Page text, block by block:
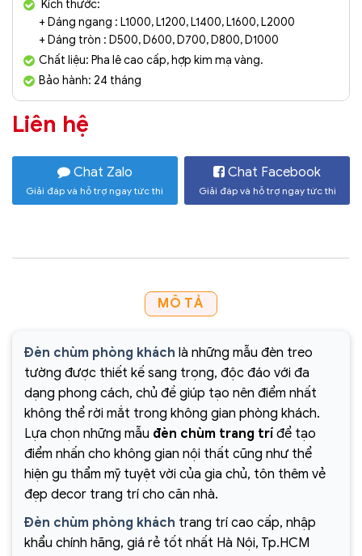
Kích thước:
+ Dáng ngang : L1000, L1200, L1400, L1600, L2000
+ Dáng tròn : D500, D600, D700, D800, D1000
Chất liệu: Pha lê cao cấp, hợp kim mạ vàng.
Bảo hành: 24 tháng
Liên hệ
Chat Zalo
Giải đáp và hỗ trợ ngay tức thì
Chat Facebook
Giải đáp và hỗ trợ ngay tức thì
MÔ TẢ
Đèn chùm phòng khách là những mẫu đèn treo
tường được thiết kế sang trọng, độc đáo với đa
dạng phong cách, chủ đề giúp tạo nên điểm nhất
không thể rời mắt trong không gian phòng khách.
Lựa chọn những mẫu đèn chùm trang trí để tạo
điểm nhấn cho không gian nội thất cũng như thể
hiện gu thẩm mỹ tuyệt vời của gia chủ, tôn thêm vẻ
đẹp decor trang trí cho căn nhà.
Đèn chùm phòng khách trang trí cao cấp, nhập
khẩu chính hãng, giá rẻ tốt nhất Hà Nội, Tp.HCM